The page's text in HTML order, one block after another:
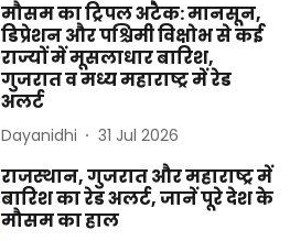
मौसम का ट्रिपल अटैक: मानसून,
डिप्रेशन और पश्चिमी विक्षोभ से कई
राज्यों में मूसलाधार बारिश,
गुजरात व मध्य महाराष्ट्र में रेड
अलर्ट
Dayanidhi 31 Jul 2026
राजस्थान, गुजरात और महाराष्ट्र में
बारिश का रेड अलर्ट, जानें पूरे देश के
मौसम का हाल